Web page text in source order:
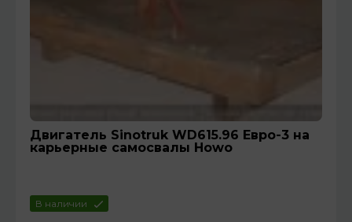
Двигатель Sinotruk WD615.96 Евро-3 на
карьерные самосвалы Howo
В наличии